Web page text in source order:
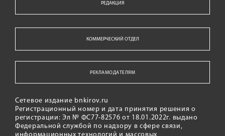
РЕДАКЦИЯ
КОММЕРЧЕСКИЙ ОТДЕЛ
РЕКЛАМОДАТЕЛЯМ
Сетевое издание bnkirov.ru
Регистрационный номер и дата принятия решения о
регистрации: Эл № ФС77-82576 от 18.01.2022г. выдано
Федеральной службой по надзору в сфере связи,